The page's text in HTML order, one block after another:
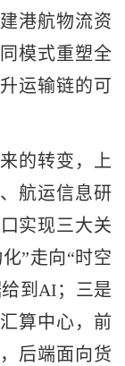
港航物流资
模式重塑全
运输链的可
的转变，上
航运信息研
实现三大关
”走向“时空
到AI；三是
算中心，前
后端面向货